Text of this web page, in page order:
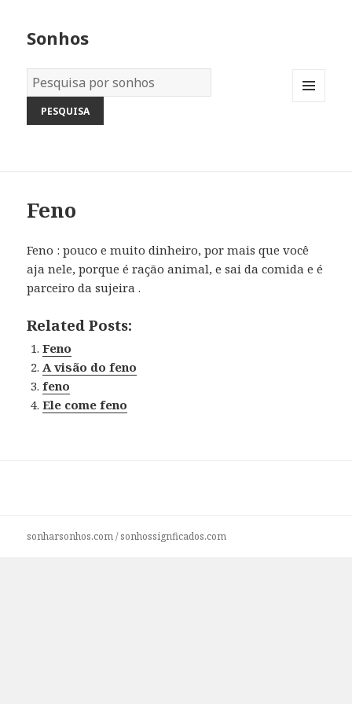
Sonhos
Dicionário
dos
Sonhos:
Feno
Feno : pouco e muito dinheiro, por mais que você
aja nele, porque é ração animal, e sai da comida e é
parceiro da sujeira .
Related Posts:
Feno
A visão do feno
feno
Ele come feno
sonharsonhos.com/sonhossignficados.com